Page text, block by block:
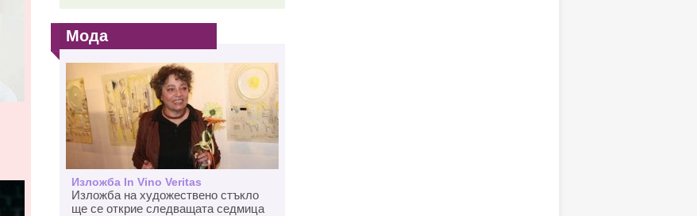
Мода
Изложба In Vino Veritas
Изложба на художествено стъкло
ще се открие следващата седмица